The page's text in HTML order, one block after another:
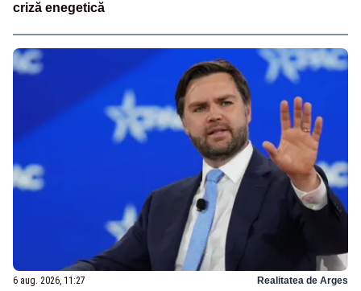
criză enegetică
6 aug. 2026, 11:27 Realitatea de Arges